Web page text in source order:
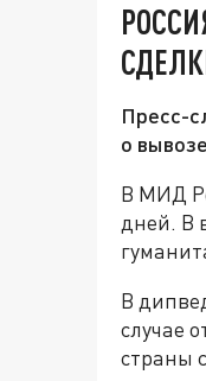
Пресс-
о
В МИД
дней. В
В
случае
страны